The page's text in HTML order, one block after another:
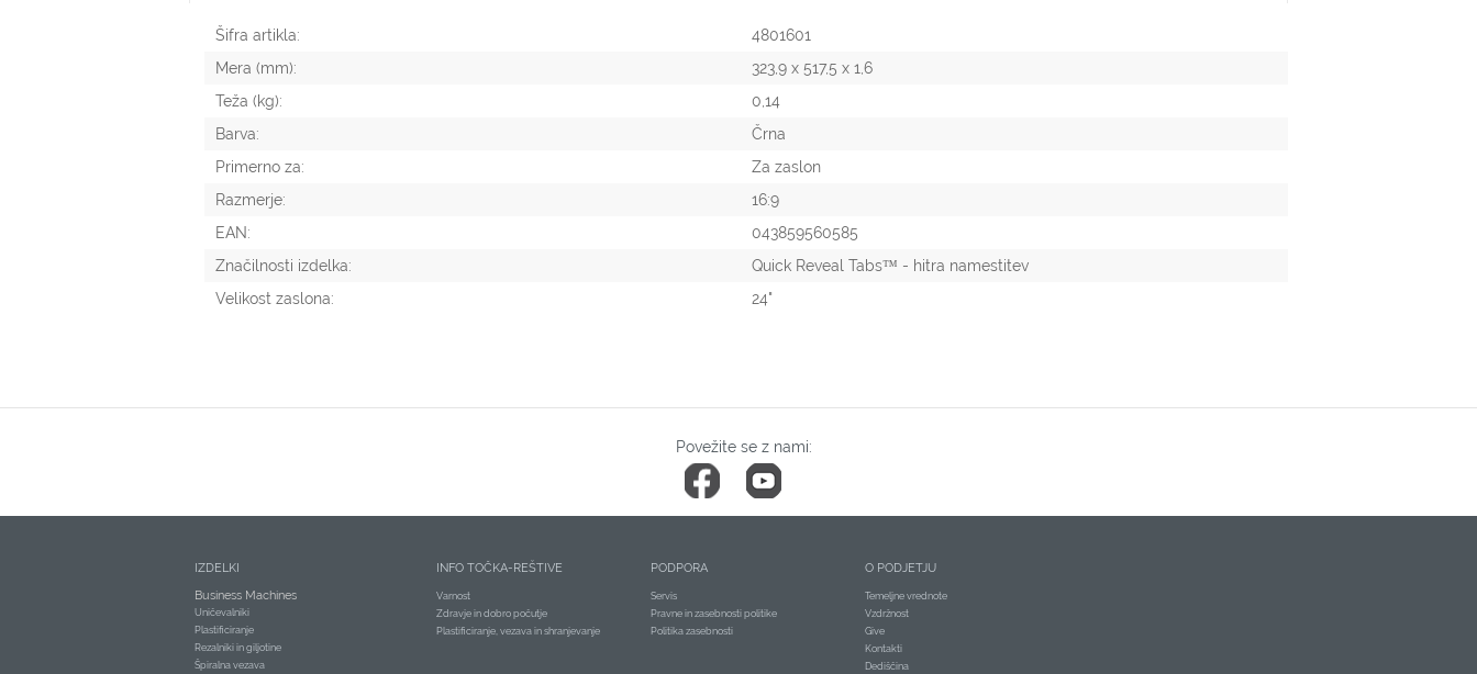
Šifra artikla:
4801601
Mera (mm):
323,9 x 517,5 x 1,6
Teža (kg):
0,14
Barva:
Črna
Primerno za:
Za zaslon
Razmerje:
16:9
EAN:
043859560585
Značilnosti izdelka:
Quick Reveal Tabs™ - hitra namestitev
Velikost zaslona:
24"
Povežite se z nami:
IZDELKI
Business Machines
Uničevalniki
Plastificiranje
Rezalniki in giljotine
Špiralna vezava
INFO TOČKA-REŠTIVE
Varnost
Zdravje in dobro počutje
Plastificiranje, vezava in shranjevanje
PODPORA
Servis
Pravne in zasebnosti politike
Politika zasebnosti
O PODJETJU
Temeljne vrednote
Vzdržnost
Give
Kontakti
Dediščina